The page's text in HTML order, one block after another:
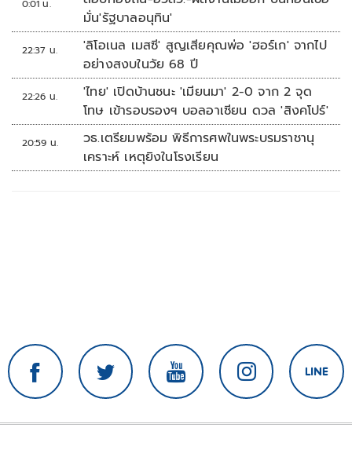
0:01 น.
มั่น'รัฐบาลอนุทิน'
22:37 น.
'ลิโอเนล เมสซี' สูญเสียคุณพ่อ 'ฮอร์เก' จากไป
อย่างสงบในวัย 68 ปี
22:26 น.
'ไทย' เปิดบ้านชนะ 'เมียนมา' 2-0 จาก 2 จุด
โทษ เข้ารอบรองฯ บอลอาเซียน ดวล 'สิงคโปร์'
20:59 น.
วธ.เตรียมพร้อม พิธีการศพในพระบรมราชานุ
เคราะห์ เหตุยิงในโรงเรียน